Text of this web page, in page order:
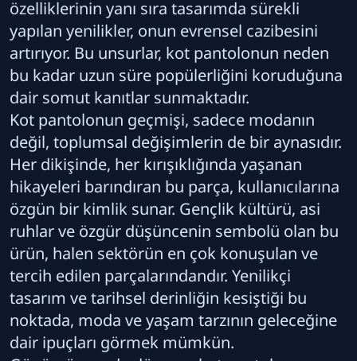
özelliklerinin yanı sıra tasarımda sürekli
yapılan yenilikler, onun evrensel cazibesini
artırıyor. Bu unsurlar, kot pantolonun neden
bu kadar uzun süre popülerliğini koruduğuna
dair somut kanıtlar sunmaktadır.
Kot pantolonun geçmişi, sadece modanın
değil, toplumsal değişimlerin de bir aynasıdır.
Her dikişinde, her kırışıklığında yaşanan
hikayeleri barındıran bu parça, kullanıcılarına
özgün bir kimlik sunar. Gençlik kültürü, asi
ruhlar ve özgür düşüncenin sembolü olan bu
ürün, halen sektörün en çok konuşulan ve
tercih edilen parçalarındandır. Yenilikçi
tasarım ve tarihsel derinliğin kesiştiği bu
noktada, moda ve yaşam tarzının geleceğine
dair ipuçları görmek mümkün.